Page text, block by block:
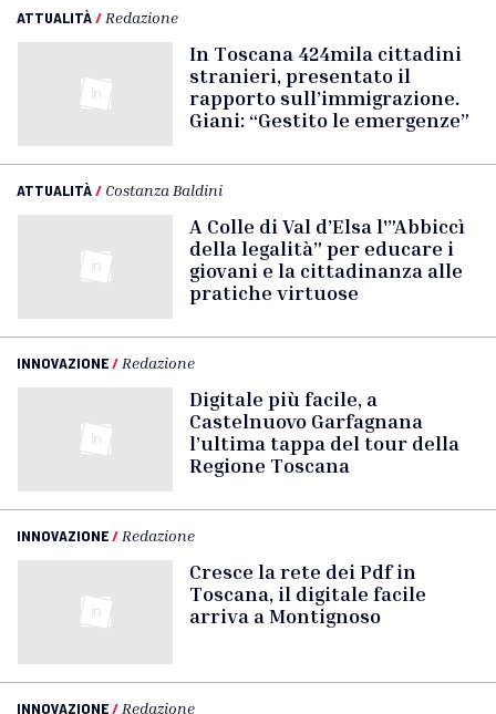
ATTUALITÀ/ Redazione
In Toscana 424mila cittadini
stranieri, presentato il
rapporto sull’immigrazione.
Giani: “Gestito le emergenze”
ATTUALITÀ/ Costanza Baldini
A Colle di Val d’Elsa l'”Abbiccì
della legalità” per educare i
giovani e la cittadinanza alle
pratiche virtuose
INNOVAZIONE/ Redazione
Digitale più facile, a
Castelnuovo Garfagnana
l’ultima tappa del tour della
Regione Toscana
INNOVAZIONE/ Redazione
Cresce la rete dei Pdf in
Toscana, il digitale facile
arriva a Montignoso
INNOVAZIONE/ Redazione